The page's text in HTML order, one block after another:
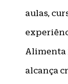
aulas,
Alimenta
alcança